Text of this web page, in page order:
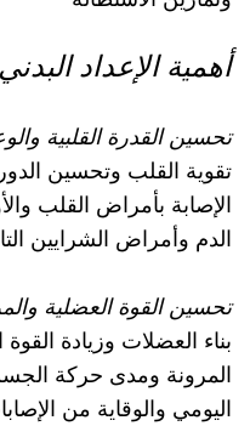
أهمية الإعداد
تحسين القدرة القلبية
تقوية القلب وتحسين
الإصابة بأمراض القلب
الدم وأمراض الشرايين
تحسين القوة العضلية
بناء العضلات وزيادة
المرونة ومدى حركة
اليومي والوقاية من